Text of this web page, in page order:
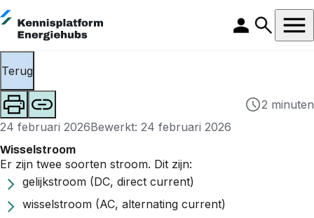
Terug
2 minuten
24 februari 2026Bewerkt: 24 februari 2026
Wisselstroom
Er zijn twee soorten stroom. Dit zijn:
gelijkstroom (DC, direct current)
wisselstroom (AC, alternating current)